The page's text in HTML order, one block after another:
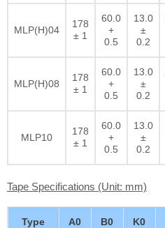
MLP(H)04
178
± 1
60.0
+
0.5
13.0
±
0.2
MLP(H)08
178
± 1
60.0
+
0.5
13.0
±
0.2
MLP10
178
± 1
60.0
+
0.5
13.0
±
0.2
Tape Specifications (Unit: mm)
Type A0 B0 K0